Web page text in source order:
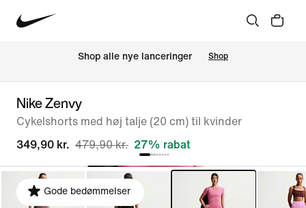
Shop alle nye lanceringer Shop
Nike Zenvy
Cykelshorts med høj talje (20 cm) til kvinder
349,90 kr. 479,90 kr. 27% rabat
Gode bedømmelser